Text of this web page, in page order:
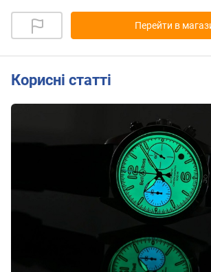
Перейти в
Корисні статті